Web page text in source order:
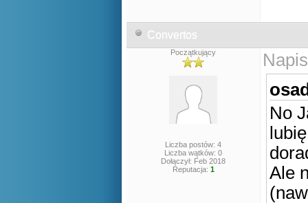
Convertos
Początkujący
Liczba postów: 4
Liczba wątków: 0
Dołączył: Feb 2018
Reputacja: 1
No
Ale